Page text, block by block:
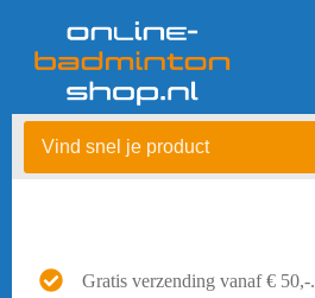
Gratis verzending vanaf € 50,-.